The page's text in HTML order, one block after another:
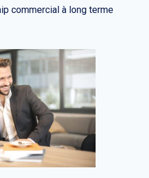
commercial à long terme